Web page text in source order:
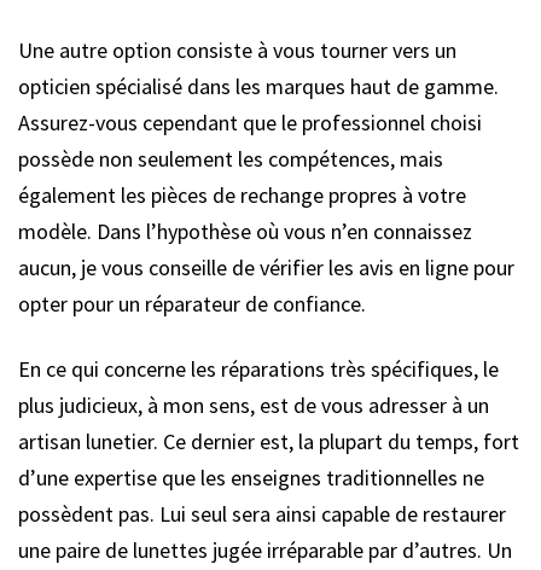
Une autre option consiste à vous tourner vers un
opticien spécialisé dans les marques haut de gamme.
Assurez-vous cependant que le professionnel choisi
possède non seulement les compétences, mais
également les pièces de rechange propres à votre
modèle. Dans l’hypothèse où vous n’en connaissez
aucun, je vous conseille de vérifier les avis en ligne pour
opter pour un réparateur de confiance.
En ce qui concerne les réparations très spécifiques, le
plus judicieux, à mon sens, est de vous adresser à un
artisan lunetier. Ce dernier est, la plupart du temps, fort
d’une expertise que les enseignes traditionnelles ne
possèdent pas. Lui seul sera ainsi capable de restaurer
une paire de lunettes jugée irréparable par d’autres. Un